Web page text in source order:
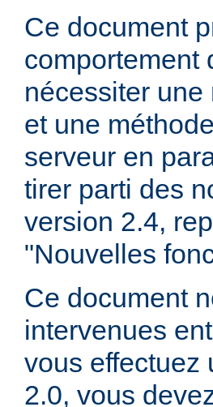
Ce document
comportement
nécessiter
et une
serveur en
tirer parti des
version 2.4,
"Nouvelles
Ce document
intervenues
vous effectuez
2.0, vous